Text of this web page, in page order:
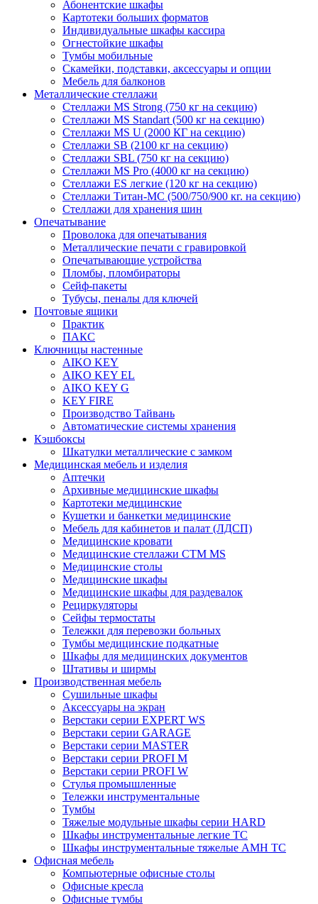
Абонентские шкафы
Картотеки больших форматов
Индивидуальные шкафы кассира
Огнестойкие шкафы
Тумбы мобильные
Скамейки, подставки, аксессуары и опции
Мебель для балконов
Металлические стеллажи
Стеллажи MS Strong (750 кг на секцию)
Стеллажи MS Standart (500 кг на секцию)
Стеллажи MS U (2000 КГ на секцию)
Стеллажи SB (2100 кг на секцию)
Стеллажи SBL (750 кг на секцию)
Стеллажи MS Pro (4000 кг на секцию)
Стеллажи ES легкие (120 кг на секцию)
Стеллажи Титан-МС (500/750/900 кг. на секцию)
Стеллажи для хранения шин
Опечатывание
Проволока для опечатывания
Металлические печати с гравировкой
Опечатывающие устройства
Пломбы, пломбираторы
Сейф-пакеты
Тубусы, пеналы для ключей
Почтовые ящики
Практик
ПАКС
Ключницы настенные
AIKO KEY
AIKO KEY EL
AIKO KEY G
KEY FIRE
Производство Тайвань
Автоматические системы хранения
Кэшбоксы
Шкатулки металлические с замком
Медицинская мебель и изделия
Аптечки
Архивные медицинские шкафы
Картотеки медицинские
Кушетки и банкетки медицинские
Мебель для кабинетов и палат (ЛДСП)
Медицинские кровати
Медицинские стеллажи CTM MS
Медицинские столы
Медицинские шкафы
Медицинские шкафы для раздевалок
Рециркуляторы
Сейфы термостаты
Тележки для перевозки больных
Тумбы медицинские подкатные
Шкафы для медицинских документов
Штативы и ширмы
Производственная мебель
Cушильные шкафы
Аксессуары на экран
Верстаки серии EXPERT WS
Верстаки серии GARAGE
Верстаки серии MASTER
Верстаки серии PROFI M
Верстаки серии PROFI W
Стулья промышленные
Тележки инструментальные
Тумбы
Тяжелые модульные шкафы серии HARD
Шкафы инструментальные легкие ТС
Шкафы инструментальные тяжелые AMH TC
Офисная мебель
Компьютерные офисные столы
Офисные кресла
Офисные тумбы